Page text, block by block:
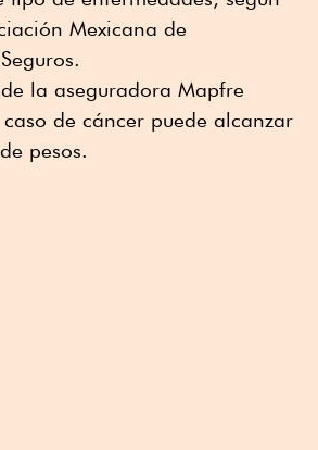
Mexicana de
la aseguradora Mapfre
de cáncer puede alcanzar
pesos.